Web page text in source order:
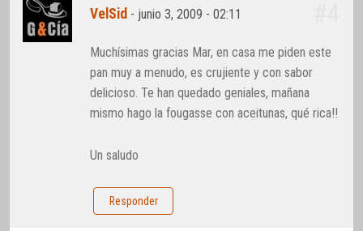
VelSid - junio 3, 2009 - 02:11
Muchísimas gracias Mar, en casa me piden este
pan muy a menudo, es crujiente y con sabor
delicioso. Te han quedado geniales, mañana
mismo hago la fougasse con aceitunas, qué rica!!
Un saludo
Responder